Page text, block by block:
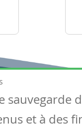
Tous les
sauvegarde
et à des